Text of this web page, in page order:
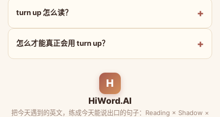
turn up 怎么读？
怎么才能真正会用 turn up？
H
HiWord.AI
把今天遇到的英文，练成今天能说出口的句子：Reading × Shadow ×